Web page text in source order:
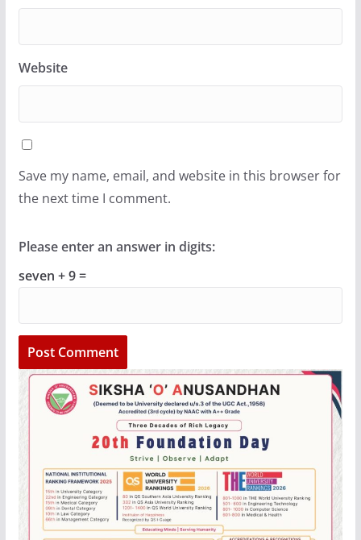
Website
Save my name, email, and website in this browser for
the next time I comment.
Please enter an answer in digits:
seven + 9 =